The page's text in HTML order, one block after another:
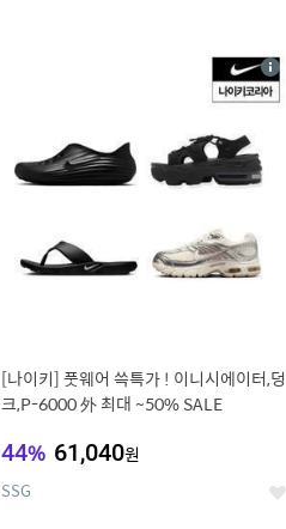
[나이키] 풋웨어 쓱특가 ! 이니시에이터,덩
크,P-6000 外 최대 ~50% SALE
44% 61,040원
SSG 좋
상
세